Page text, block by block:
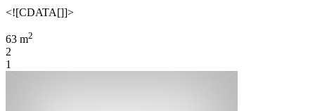
<![CDATA[]]>
63 m2
2
1